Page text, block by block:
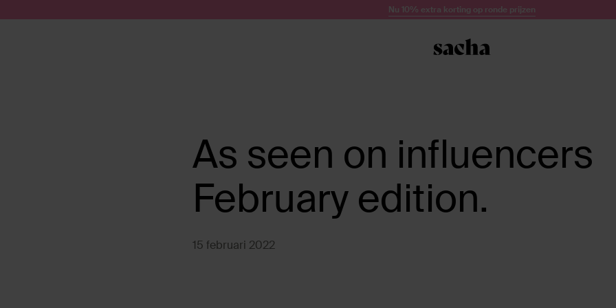
Nu 10% extra korting op ronde prijzen
As seen on influencers
February edition.
15 februari 2022